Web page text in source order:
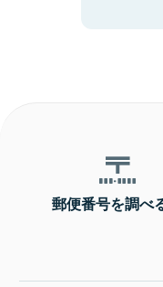
郵便番号を調べ